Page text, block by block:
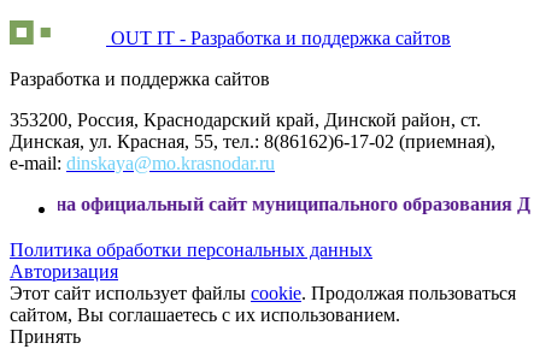
OUT IT - Разработка и поддержка сайтов
Разработка и поддержка сайтов
353200, Россия, Краснодарский край, Динской район, ст.
Динская, ул. Красная, 55, тел.: 8(86162)6-17-02 (приемная),
e-mail: dinskaya@mo.krasnodar.ru
сайт муниципального образования Динской
Политика обработки персональных данных
Авторизация
Этот сайт использует файлы cookie. Продолжая пользоваться
сайтом, Вы соглашаетесь с их использованием.
Принять